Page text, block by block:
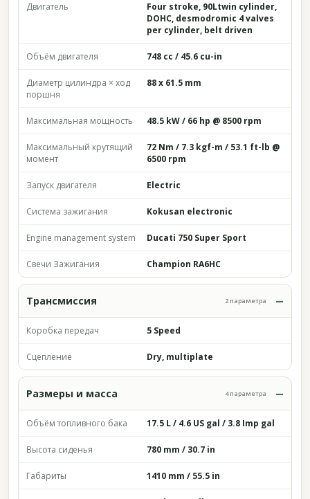
Двигатель
Four stroke, 90Ltwin cylinder,
DOHC, desmodromic 4 valves
per cylinder, belt driven
Объём двигателя 748 cc / 45.6 cu-in
Диаметр цилиндра × ход
поршня
88 x 61.5 mm
Максимальная мощность 48.5 kW / 66 hp @ 8500 rpm
Максимальный крутящий
момент
72 Nm / 7.3 kgf-m / 53.1 ft-lb @
6500 rpm
Запуск двигателя Electric
Система зажигания Kokusan electronic
Engine management system Ducati 750 Super Sport
Свечи Зажигания Champion RA6HC
Трансмиссия 2 параметра
Коробка передач 5 Speed
Сцепление Dry, multiplate
Размеры и масса 4 параметра
Объём топливного бака 17.5 L / 4.6 US gal / 3.8 Imp gal
Высота сиденья 780 mm / 30.7 in
Габариты 1410 mm / 55.5 in